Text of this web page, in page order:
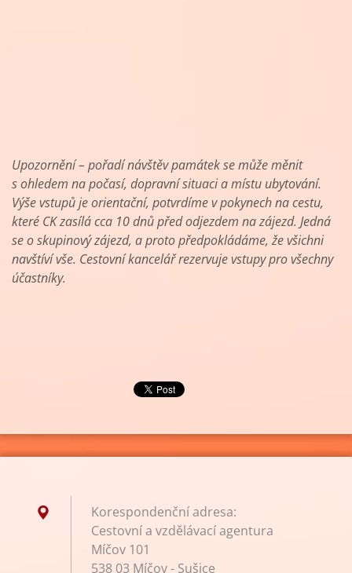
Upozornění – pořadí návštěv památek se může měnit
s ohledem na počasí, dopravní situaci a místu ubytování.
Výše vstupů je orientační, potvrdíme v pokynech na cestu,
které CK zasílá cca 10 dnů před odjezdem na zájezd. Jedná
se o skupinový zájezd, a proto předpokládáme, že všichni
navštíví vše. Cestovní kancelář rezervuje vstupy pro všechny
účastníky.
Korespondenční adresa:
Cestovní a vzdělávací agentura
Míčov 101
538 03 Míčov - Sušice